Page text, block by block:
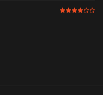
4 av 6 i